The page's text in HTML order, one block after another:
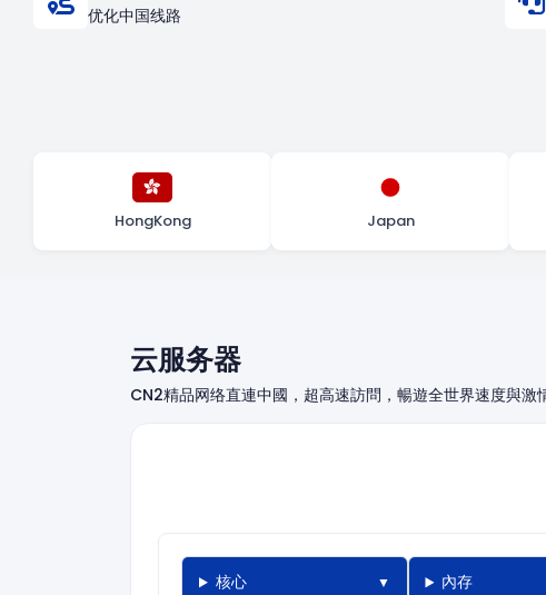
优化中国线路
HongKong Japan
云服务器
CN2精品网络直連中國，超高速訪問，暢遊全世界速度與激
核心 內存